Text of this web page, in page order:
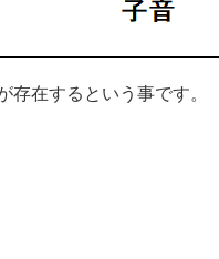
在するという事です。